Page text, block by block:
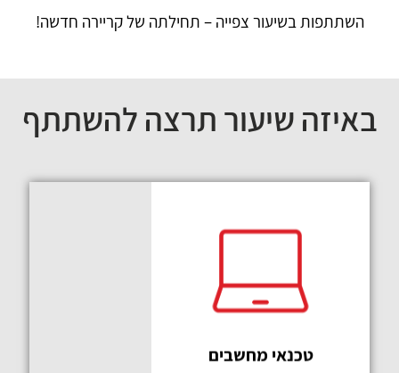
השתתפות בשיעור צפייה – תחילתה של קריירה חדשה!
באיזה שיעור תרצה להשתתף
טכנאי מחשבים
בחירה
מעולה